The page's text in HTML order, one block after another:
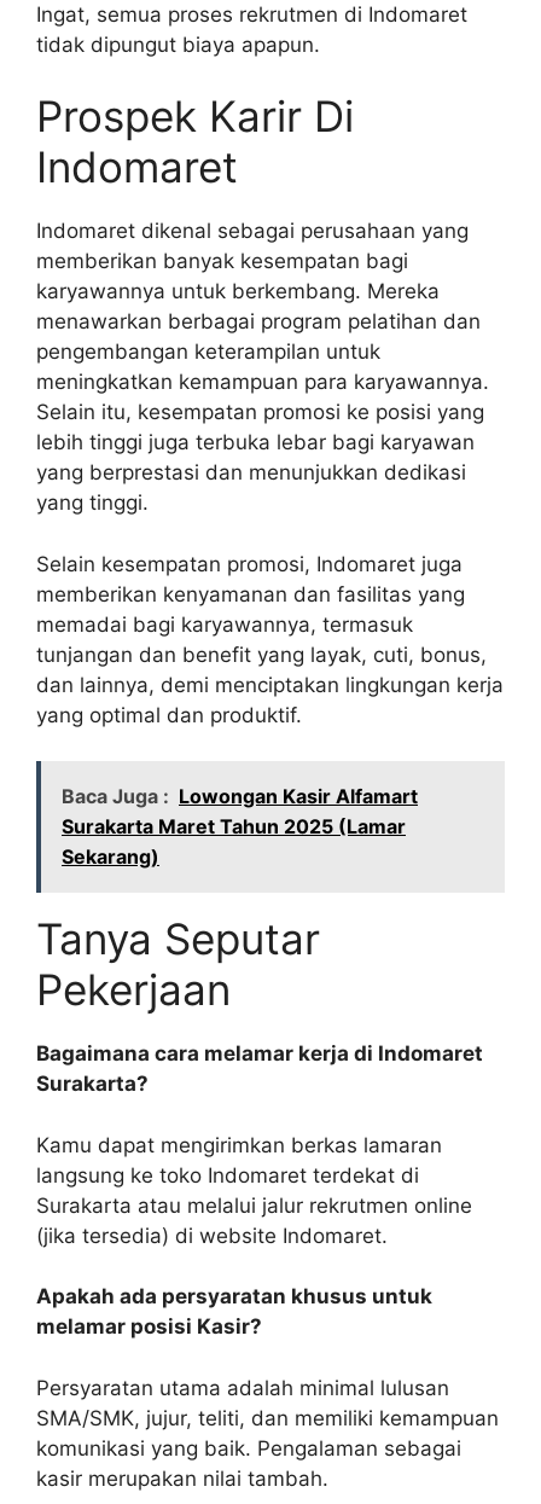
Ingat, semua proses rekrutmen di Indomaret
tidak dipungut biaya apapun.
Prospek Karir Di
Indomaret
Indomaret dikenal sebagai perusahaan yang
memberikan banyak kesempatan bagi
karyawannya untuk berkembang. Mereka
menawarkan berbagai program pelatihan dan
pengembangan keterampilan untuk
meningkatkan kemampuan para karyawannya.
Selain itu, kesempatan promosi ke posisi yang
lebih tinggi juga terbuka lebar bagi karyawan
yang berprestasi dan menunjukkan dedikasi
yang tinggi.
Selain kesempatan promosi, Indomaret juga
memberikan kenyamanan dan fasilitas yang
memadai bagi karyawannya, termasuk
tunjangan dan benefit yang layak, cuti, bonus,
dan lainnya, demi menciptakan lingkungan kerja
yang optimal dan produktif.
Baca Juga : Lowongan Kasir Alfamart
Surakarta Maret Tahun 2025 (Lamar
Sekarang)
Tanya Seputar
Pekerjaan
Bagaimana cara melamar kerja di Indomaret
Surakarta?
Kamu dapat mengirimkan berkas lamaran
langsung ke toko Indomaret terdekat di
Surakarta atau melalui jalur rekrutmen online
(jika tersedia) di website Indomaret.
Apakah ada persyaratan khusus untuk
melamar posisi Kasir?
Persyaratan utama adalah minimal lulusan
SMA/SMK, jujur, teliti, dan memiliki kemampuan
komunikasi yang baik. Pengalaman sebagai
kasir merupakan nilai tambah.